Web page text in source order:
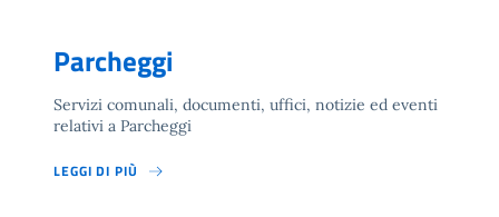
Parcheggi
Servizi comunali, documenti, uffici, notizie ed eventi
relativi a Parcheggi
LEGGI DI PIÙ